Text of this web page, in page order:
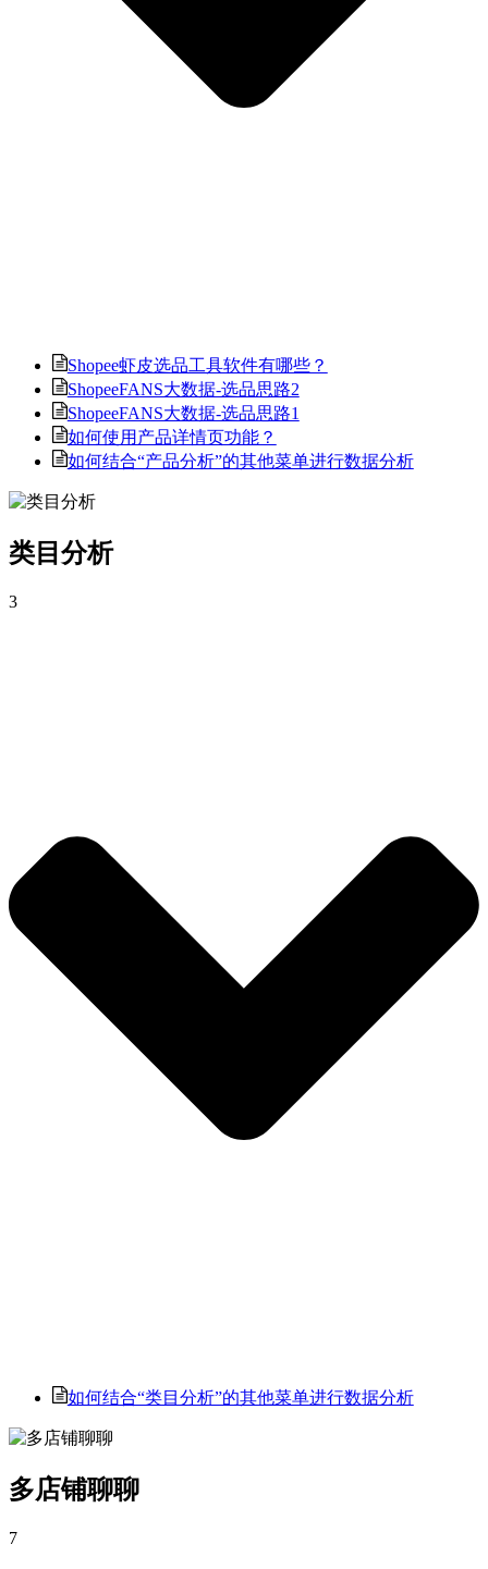
Shopee虾皮选品工具软件有哪些？
ShopeeFANS大数据-选品思路2
ShopeeFANS大数据-选品思路1
如何使用产品详情页功能？
如何结合“产品分析”的其他菜单进行数据分析
类目分析
3
如何结合“类目分析”的其他菜单进行数据分析
多店铺聊聊
7